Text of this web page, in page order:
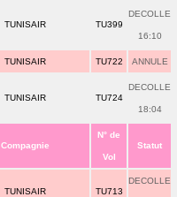
TUNISAIR TU399
DECOLLE
16:10
TUNISAIR TU722 ANNULE
TUNISAIR TU724
DECOLLE
18:04
Compagnie
N° de
Vol
Statut
TUNISAIR TU713
DECOLLE